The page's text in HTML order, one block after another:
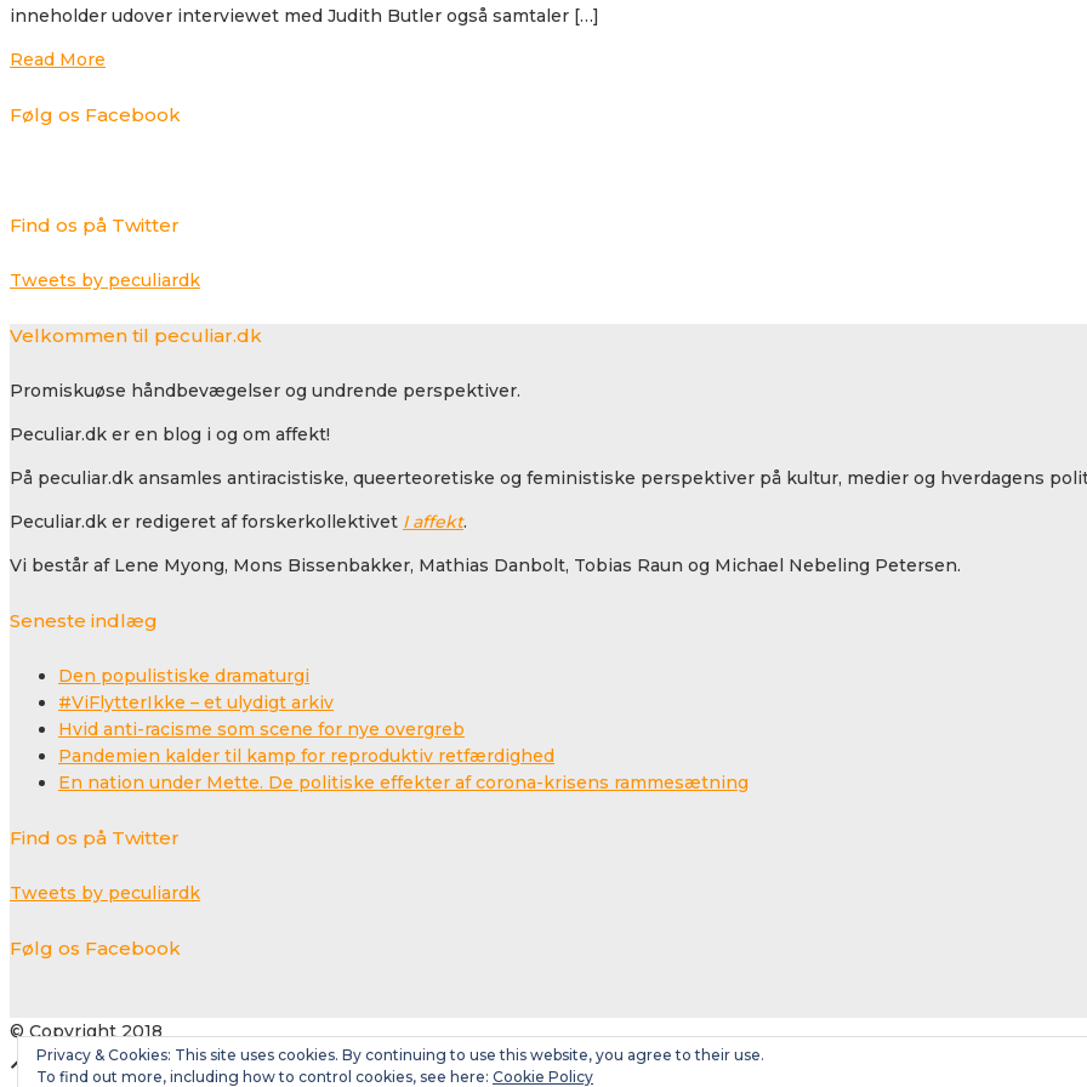
inneholder udover interviewet med Judith Butler også samtaler […]
Read More
Følg os Facebook
Find os på Twitter
Tweets by peculiardk
Velkommen til peculiar.dk
Promiskuøse håndbevægelser og undrende perspektiver.
Peculiar.dk er en blog i og om affekt!
På peculiar.dk ansamles antiracistiske, queerteoretiske og feministiske perspektiver på kultur, medier og hverdagens
Peculiar.dk er redigeret af forskerkollektivet I affekt.
Vi består af Lene Myong, Mons Bissenbakker, Mathias Danbolt, Tobias Raun og Michael Nebeling Petersen.
Seneste indlæg
Den populistiske dramaturgi
#ViFlytterIkke – et ulydigt arkiv
Hvid anti-racisme som scene for nye overgreb
Pandemien kalder til kamp for reproduktiv retfærdighed
En nation under Mette. De politiske effekter af corona-krisens rammesætning
Find os på Twitter
Tweets by peculiardk
Følg os Facebook
© Copyright 2018
Privacy & Cookies: This site uses cookies. By continuing to use this website, you agree to their use.
To find out more, including how to control cookies, see here: Cookie Policy